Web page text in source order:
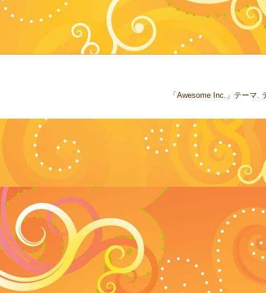
「Awesome Inc.」テーマ.